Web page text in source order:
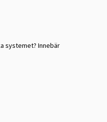
systemet? Innebär